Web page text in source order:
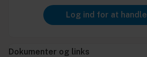
Log ind for at handle
Dokumenter og links